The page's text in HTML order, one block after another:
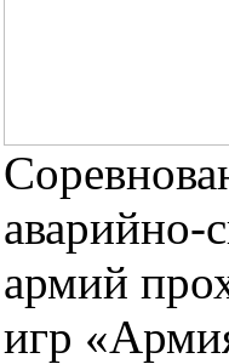
аварийно-
армий
игр